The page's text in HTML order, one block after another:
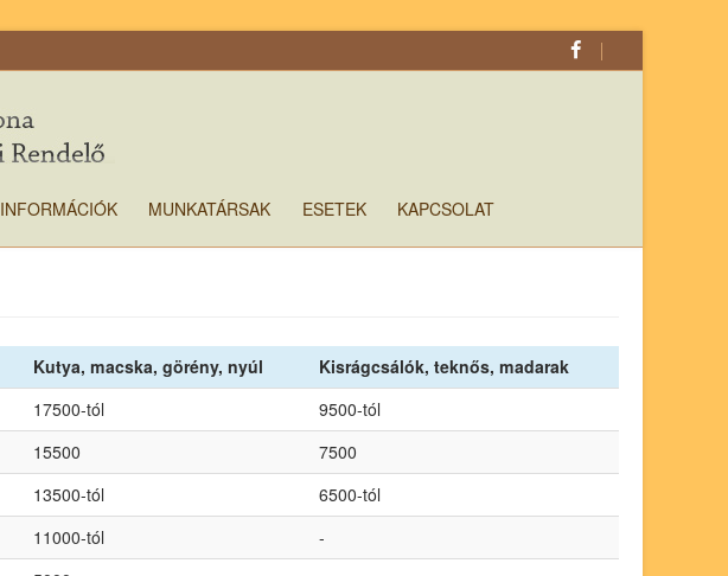
INFORMÁCIÓK MUNKATÁRSAK ESETEK KAPCSOLAT
Kutya, macska, görény, nyúl
Kisrágcsálók, teknős, madarak
17500-tól
9500-tól
15500
7500
13500-tól
6500-tól
11000-tól
-